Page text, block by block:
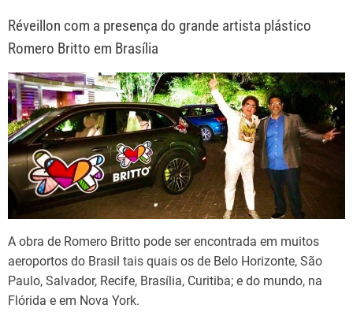
Réveillon com a presença do grande artista plástico
Romero Britto em Brasília
A obra de Romero Britto pode ser encontrada em muitos
aeroportos do Brasil tais quais os de Belo Horizonte, São
Paulo, Salvador, Recife, Brasília, Curitiba; e do mundo, na
Flórida e em Nova York.